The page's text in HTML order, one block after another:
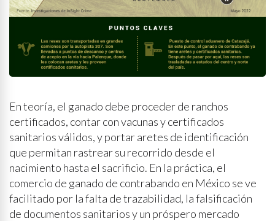
En teoría, el ganado debe proceder de ranchos
certificados, contar con vacunas y certificados
sanitarios válidos, y portar aretes de identificación
que permitan rastrear su recorrido desde el
nacimiento hasta el sacrificio. En la práctica, el
comercio de ganado de contrabando en México se ve
facilitado por la falta de trazabilidad, la falsificación
de documentos sanitarios y un próspero mercado